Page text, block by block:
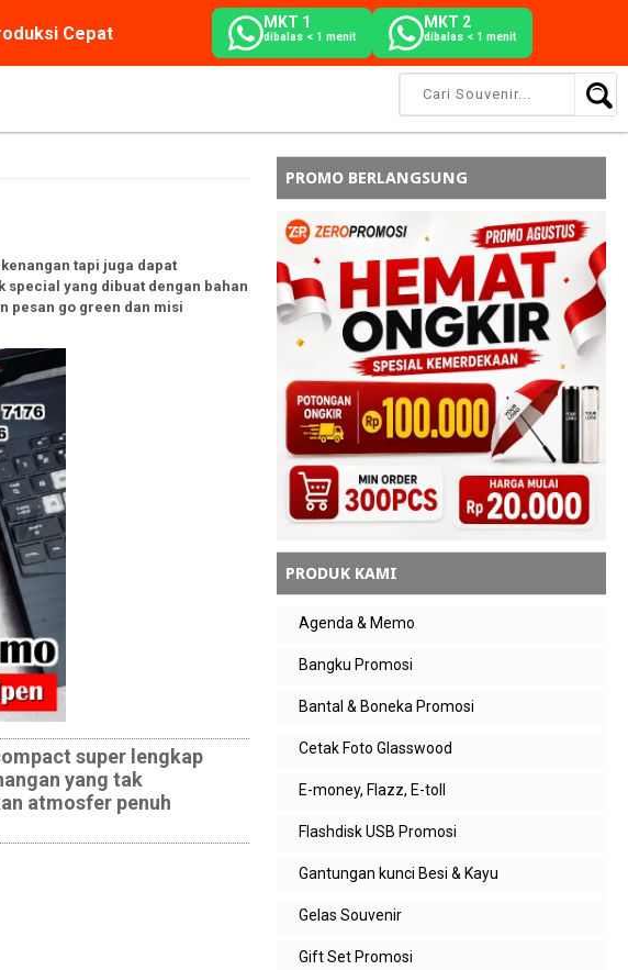
Cepat
MKT 1
dibalas < 1 menit
MKT 2
dibalas < 1 menit
tapi juga dapat
special yang dibuat dengan bahan
pesan go green dan misi
super lengkap
yang tak
atmosfer penuh
PROMO BERLANGSUNG
PRODUK KAMI
Agenda & Memo
Bangku Promosi
Bantal & Boneka Promosi
Cetak Foto Glasswood
E-money, Flazz, E-toll
Flashdisk USB Promosi
Gantungan kunci Besi & Kayu
Gelas Souvenir
Gift Set Promosi